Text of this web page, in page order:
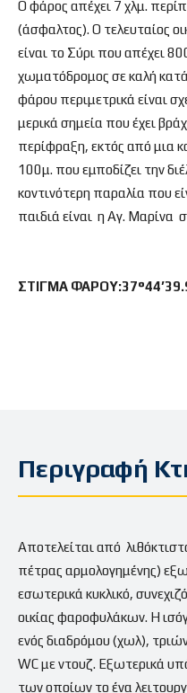
Ο φάρος απέχει 7 χλμ.
(άσφαλτος). Ο τελευταίος
είναι το Σύρι που απέχει
χωματόδρομος σε καλή
φάρου περιμετρικά είναι
μερικά σημεία που έχει
περίφραξη, εκτός από μια
100μ. που εμποδίζει την
κοντινότερη παραλία που
παιδιά είναι η Αγ. Μαρίνα
ΣΤΙΓΜΑ
Περιγραφή
Αποτελείται από
πέτρας αρμολογημένης)
εσωτερικά κυκλικό,
οικίας φαροφυλάκων. Η
ενός διαδρόμου (χωλ),
WC με ντουζ. Εξωτερικά
των οποίων το ένα